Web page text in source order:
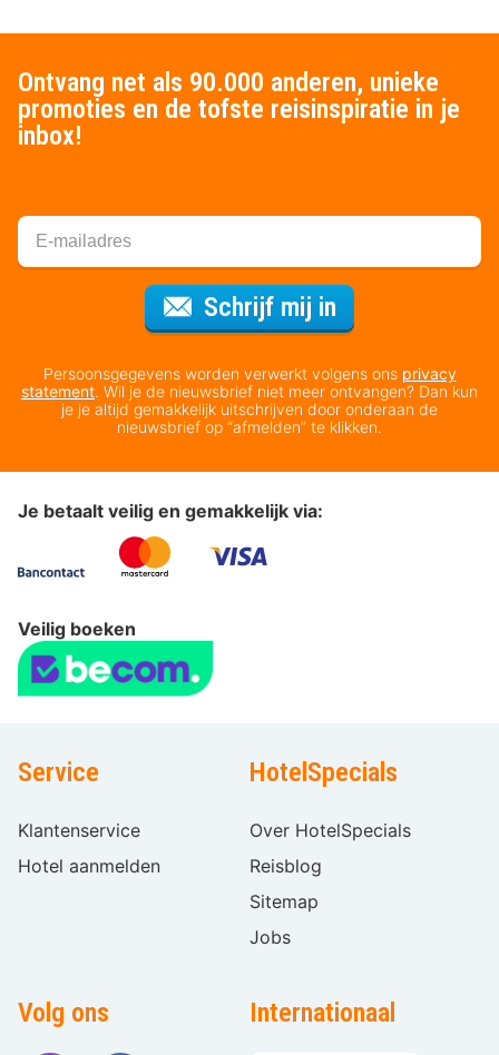
Ontvang net als 90.000 anderen, unieke
promoties en de tofste reisinspiratie in je
inbox!
Schrijf mij in
Persoonsgegevens worden verwerkt volgens ons privacy
statement. Wil je de nieuwsbrief niet meer ontvangen? Dan kun
je je altijd gemakkelijk uitschrijven door onderaan de
nieuwsbrief op “afmelden” te klikken.
Je betaalt veilig en gemakkelijk via:
Veilig boeken
Service
Klantenservice
Hotel aanmelden
HotelSpecials
Over HotelSpecials
Reisblog
Sitemap
Jobs
Volg ons Internationaal